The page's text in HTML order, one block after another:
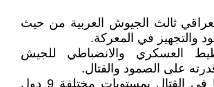
ثالث الجيوش العربية من حيث
والتجهيز في المعركة.
العسكري والانضباطي للجيش
على الصمود والقتال.
وقد شاركت ايضا في القتال بمستويات مختلفة 9 دول